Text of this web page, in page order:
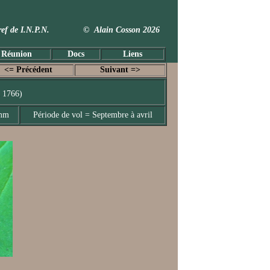
de I.N.P.N. © Alain Cosson 2026
Docs Liens
<= Précédent Suivant =>
Période de vol = Septembre à avril